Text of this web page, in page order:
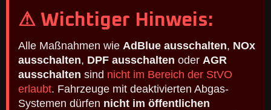
⚠ Wichtiger Hinweis:
Alle Maßnahmen wie AdBlue ausschalten, NOx
ausschalten, DPF ausschalten oder AGR
ausschalten sind nicht im Bereich der StVO
erlaubt. Fahrzeuge mit deaktivierten Abgas-
Systemen dürfen nicht im öffentlichen